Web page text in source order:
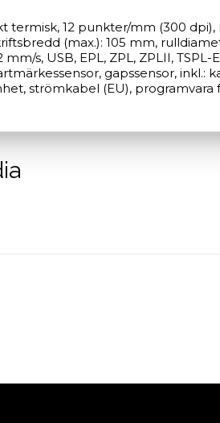
termisk, 12 punkter/mm (300
(max.): 105 mm,
s, USB, EPL, ZPL, ZPLII, TSPL-
gapssensor, inkl.:
strömkabel (EU), programvara